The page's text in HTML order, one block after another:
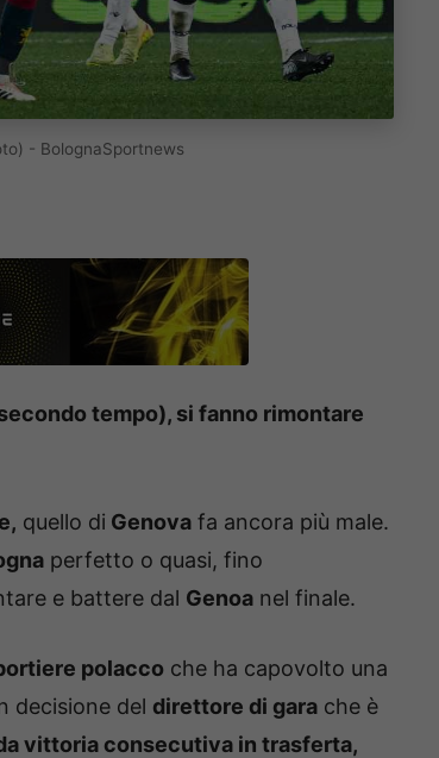
- BolognaSportnews
tempo), si fanno rimontare
quello di Genova fa ancora più male.
perfetto o quasi, fino
e battere dal Genoa nel finale.
polacco che ha capovolto una
decisione del direttore di gara che è
vittoria consecutiva in trasferta,